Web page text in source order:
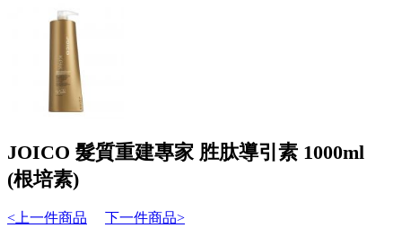
JOICO 髮質重建專家 胜肽導引素 1000ml
(根培素)
<上一件商品
下一件商品>